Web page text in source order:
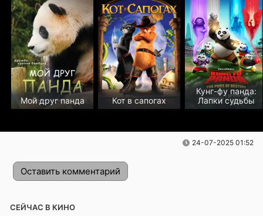
Мой друг панда Кот в сапогах
Кунг-фу панда:
Лапки судьбы
24-07-2025 01:52
Оставить комментарий
СЕЙЧАС В КИНО